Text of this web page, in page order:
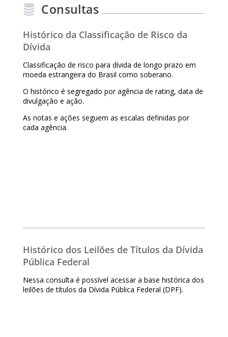
Consultas
Histórico da Classificação de Risco da
Dívida
Classificação de risco para dívida de longo prazo em
moeda estrangeira do Brasil como soberano.
O histórico é segregado por agência de rating, data de
divulgação e ação.
As notas e ações seguem as escalas definidas por
cada agência.
Histórico dos Leilões de Títulos da Dívida
Pública Federal
Nessa consulta é possível acessar a base histórica dos
leilões de títulos da Dívida Pública Federal (DPF).